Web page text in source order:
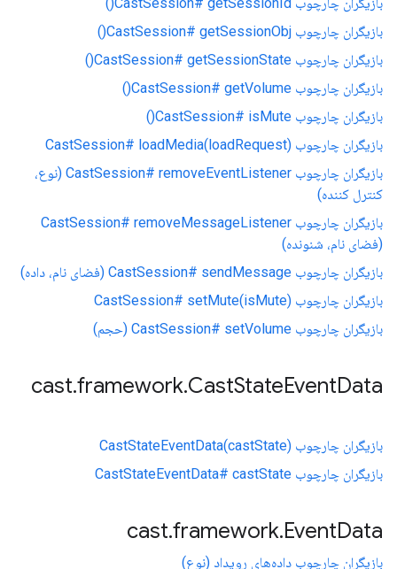
بازیگران چارچوب CastSession# getSessionObj()
بازیگران چارچوب CastSession# getSessionState()
بازیگران چارچوب CastSession# getVolume()
بازیگران چارچوب CastSession# isMute()
بازیگران چارچوب CastSession# loadMedia(loadRequest)
بازیگران چارچوب CastSession# removeEventListener (نوع،
کنترل کننده)
بازیگران چارچوب CastSession# removeMessageListener
(فضای نام، شنونده)
بازیگران چارچوب CastSession# sendMessage (فضای نام، داده)
بازیگران چارچوب CastSession# setMute(isMute)
بازیگران چارچوب CastSession# setVolume (حجم)
cast.framework.CastStateEventData
بازیگران چارچوب CastStateEventData(castState)
بازیگران چارچوب CastStateEventData# castState
cast.framework.EventData
بازیگران چارچوب داده‌های رویداد (نوع)